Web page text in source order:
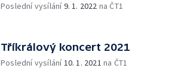
Poslední vysílání9. 1. 2022 na ČT1
Tříkrálový koncert 2021
Poslední vysílání10. 1. 2021 na ČT1